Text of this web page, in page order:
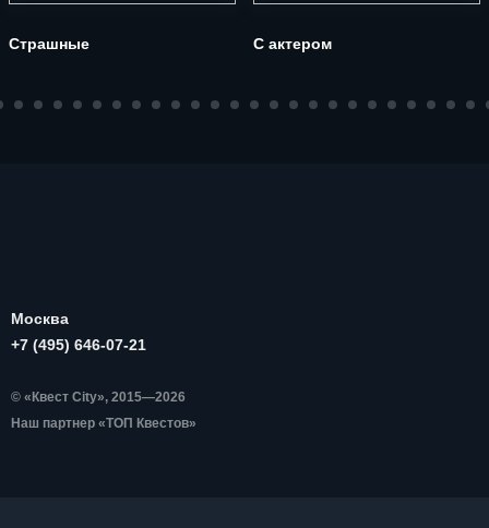
Страшные С актером
Москва
+7 (495) 646-07-21
© «Квест City», 2015—2026
Наш партнер «ТОП Квестов»